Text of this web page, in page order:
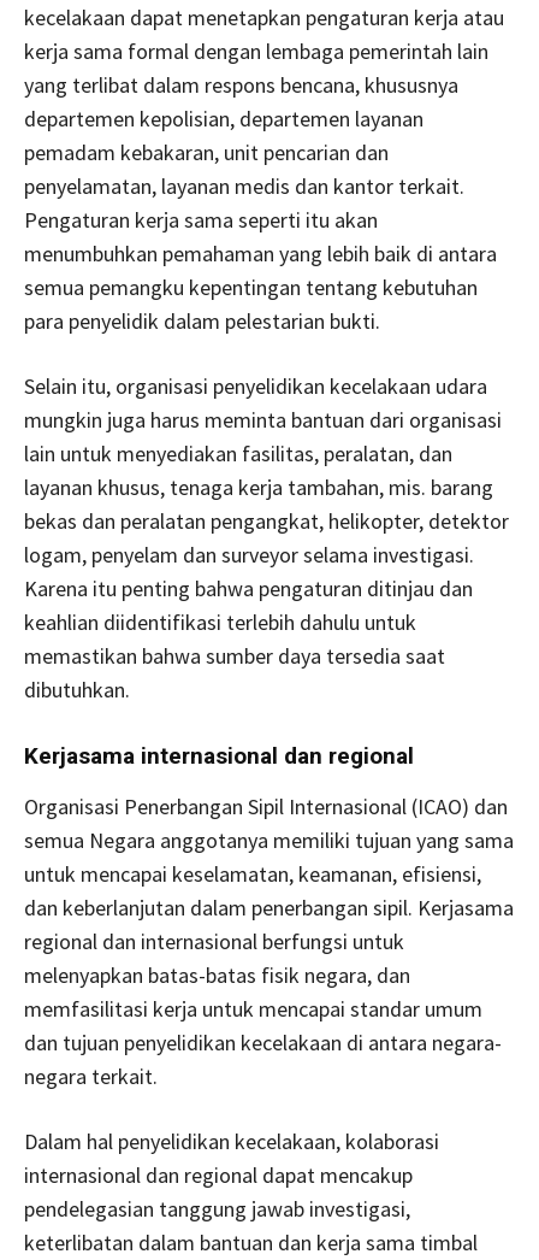
kecelakaan dapat menetapkan pengaturan kerja atau
kerja sama formal dengan lembaga pemerintah lain
yang terlibat dalam respons bencana, khususnya
departemen kepolisian, departemen layanan
pemadam kebakaran, unit pencarian dan
penyelamatan, layanan medis dan kantor terkait.
Pengaturan kerja sama seperti itu akan
menumbuhkan pemahaman yang lebih baik di antara
semua pemangku kepentingan tentang kebutuhan
para penyelidik dalam pelestarian bukti.
Selain itu, organisasi penyelidikan kecelakaan udara
mungkin juga harus meminta bantuan dari organisasi
lain untuk menyediakan fasilitas, peralatan, dan
layanan khusus, tenaga kerja tambahan, mis. barang
bekas dan peralatan pengangkat, helikopter, detektor
logam, penyelam dan surveyor selama investigasi.
Karena itu penting bahwa pengaturan ditinjau dan
keahlian diidentifikasi terlebih dahulu untuk
memastikan bahwa sumber daya tersedia saat
dibutuhkan.
Kerjasama internasional dan regional
Organisasi Penerbangan Sipil Internasional (ICAO) dan
semua Negara anggotanya memiliki tujuan yang sama
untuk mencapai keselamatan, keamanan, efisiensi,
dan keberlanjutan dalam penerbangan sipil. Kerjasama
regional dan internasional berfungsi untuk
melenyapkan batas-batas fisik negara, dan
memfasilitasi kerja untuk mencapai standar umum
dan tujuan penyelidikan kecelakaan di antara negara-
negara terkait.
Dalam hal penyelidikan kecelakaan, kolaborasi
internasional dan regional dapat mencakup
pendelegasian tanggung jawab investigasi,
keterlibatan dalam bantuan dan kerja sama timbal